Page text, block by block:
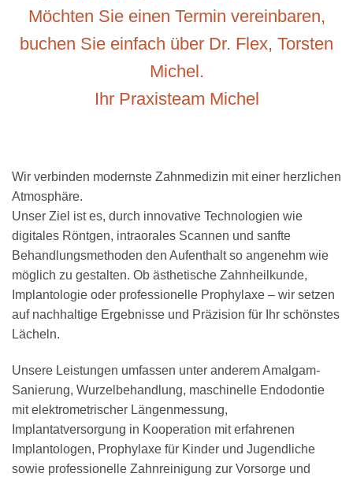
Möchten Sie einen Termin vereinbaren,
buchen Sie einfach über Dr. Flex, Torsten
Michel.
Ihr Praxisteam Michel
Wir verbinden modernste Zahnmedizin mit einer herzlichen
Atmosphäre.
Unser Ziel ist es, durch innovative Technologien wie
digitales Röntgen, intraorales Scannen und sanfte
Behandlungsmethoden den Aufenthalt so angenehm wie
möglich zu gestalten. Ob ästhetische Zahnheilkunde,
Implantologie oder professionelle Prophylaxe – wir setzen
auf nachhaltige Ergebnisse und Präzision für Ihr schönstes
Lächeln.
Unsere Leistungen umfassen unter anderem Amalgam-
Sanierung, Wurzelbehandlung, maschinelle Endodontie
mit elektrometrischer Längenmessung,
Implantatversorgung in Kooperation mit erfahrenen
Implantologen, Prophylaxe für Kinder und Jugendliche
sowie professionelle Zahnreinigung zur Vorsorge und